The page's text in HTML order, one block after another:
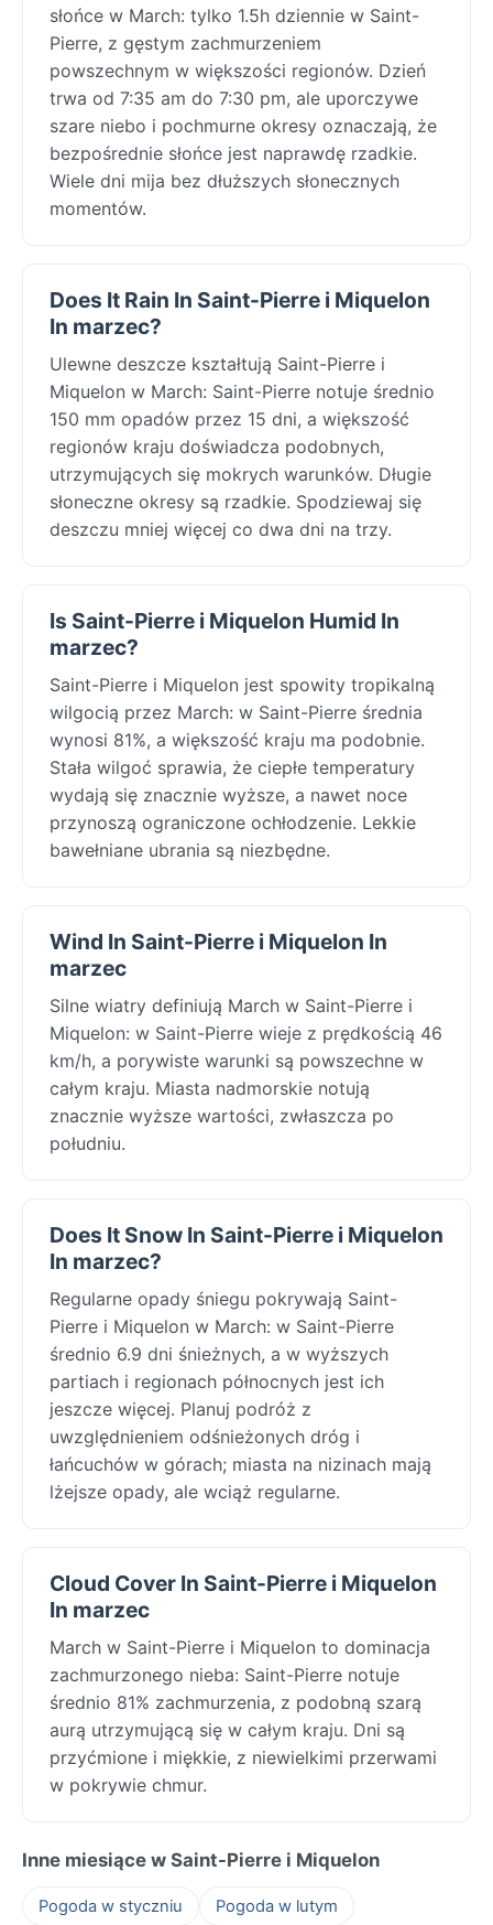
słońce w March: tylko 1.5h dziennie w Saint-
Pierre, z gęstym zachmurzeniem
powszechnym w większości regionów. Dzień
trwa od 7:35 am do 7:30 pm, ale uporczywe
szare niebo i pochmurne okresy oznaczają, że
bezpośrednie słońce jest naprawdę rzadkie.
Wiele dni mija bez dłuższych słonecznych
momentów.
Does It Rain In Saint-Pierre i Miquelon
In marzec?
Ulewne deszcze kształtują Saint-Pierre i
Miquelon w March: Saint-Pierre notuje średnio
150 mm opadów przez 15 dni, a większość
regionów kraju doświadcza podobnych,
utrzymujących się mokrych warunków. Długie
słoneczne okresy są rzadkie. Spodziewaj się
deszczu mniej więcej co dwa dni na trzy.
Is Saint-Pierre i Miquelon Humid In
marzec?
Saint-Pierre i Miquelon jest spowity tropikalną
wilgocią przez March: w Saint-Pierre średnia
wynosi 81%, a większość kraju ma podobnie.
Stała wilgoć sprawia, że ciepłe temperatury
wydają się znacznie wyższe, a nawet noce
przynoszą ograniczone ochłodzenie. Lekkie
bawełniane ubrania są niezbędne.
Wind In Saint-Pierre i Miquelon In
marzec
Silne wiatry definiują March w Saint-Pierre i
Miquelon: w Saint-Pierre wieje z prędkością 46
km/h, a porywiste warunki są powszechne w
całym kraju. Miasta nadmorskie notują
znacznie wyższe wartości, zwłaszcza po
południu.
Does It Snow In Saint-Pierre i Miquelon
In marzec?
Regularne opady śniegu pokrywają Saint-
Pierre i Miquelon w March: w Saint-Pierre
średnio 6.9 dni śnieżnych, a w wyższych
partiach i regionach północnych jest ich
jeszcze więcej. Planuj podróż z
uwzględnieniem odśnieżonych dróg i
łańcuchów w górach; miasta na nizinach mają
lżejsze opady, ale wciąż regularne.
Cloud Cover In Saint-Pierre i Miquelon
In marzec
March w Saint-Pierre i Miquelon to dominacja
zachmurzonego nieba: Saint-Pierre notuje
średnio 81% zachmurzenia, z podobną szarą
aurą utrzymującą się w całym kraju. Dni są
przyćmione i miękkie, z niewielkimi przerwami
w pokrywie chmur.
Inne miesiące w Saint-Pierre i Miquelon
Pogoda w styczniu Pogoda w lutym